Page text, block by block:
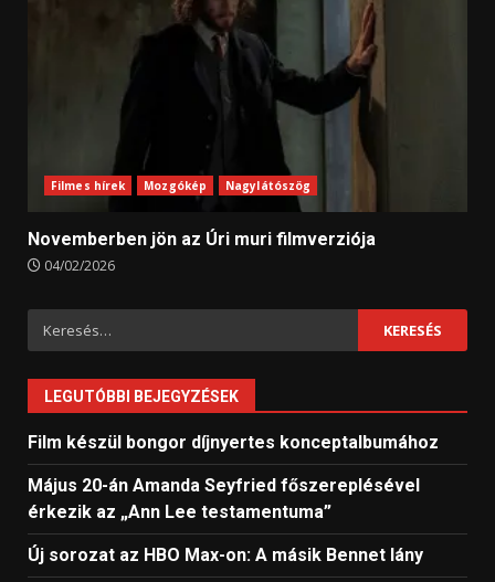
Filmes hírek Mozgókép Nagylátószög
Novemberben jön az Úri muri filmverziója
04/02/2026
Keresés:
LEGUTÓBBI BEJEGYZÉSEK
Film készül bongor díjnyertes konceptalbumához
Május 20-án Amanda Seyfried főszereplésével
érkezik az „Ann Lee testamentuma”
Új sorozat az HBO Max-on: A másik Bennet lány